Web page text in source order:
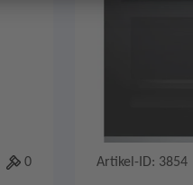
0 Artikel-ID: 3854